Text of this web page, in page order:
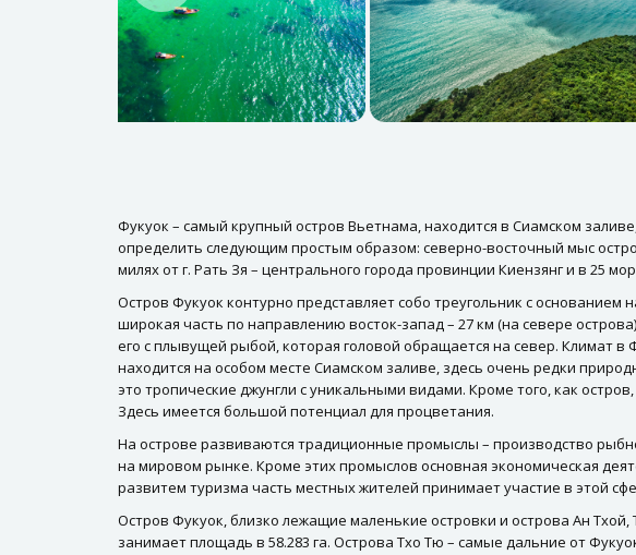
Фукуок – самый крупный остров Вьетнама, находится в Сиамском
определить следующим простым образом: северно-восточный мыс
милях от г. Рать Зя – центрального города провинции Киензянг и в 25
Остров Фукуок контурно представляет собо треугольник с
широкая часть по направлению восток-запад – 27 км (на севере
его с плывущей рыбой, которая головой обращается на север. Климат
находится на особом месте Сиамском заливе, здесь очень редки
это тропические джунгли с уникальными видами. Кроме того, как
Здесь имеется большой потенциал для процветания.
На острове развиваются традиционные промыслы – производство
на мировом рынке. Кроме этих промыслов основная экономическая
развитем туризма часть местных жителей принимает участие в этой
Остров Фукуок, близко лежащие маленькие островки и острова Ан
занимает площадь в 58.283 га. Острова Тхо Тю – самые дальние от